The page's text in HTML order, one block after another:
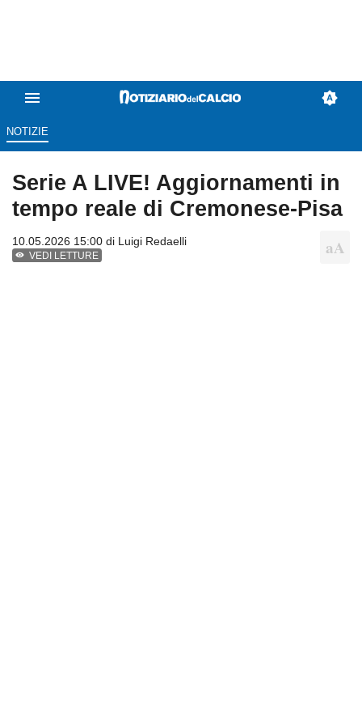
NOTIZIE
Serie A LIVE! Aggiornamenti in
tempo reale di Cremonese-Pisa
10.05.2026 15:00 di Luigi Redaelli
VEDI LETTURE